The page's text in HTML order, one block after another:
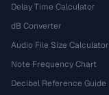
Delay Time Calculator
dB Converter
Audio File Size Calculator
Note Frequency Chart
Decibel Reference Guide